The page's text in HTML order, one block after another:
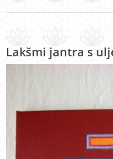
Lakšmi jantra s